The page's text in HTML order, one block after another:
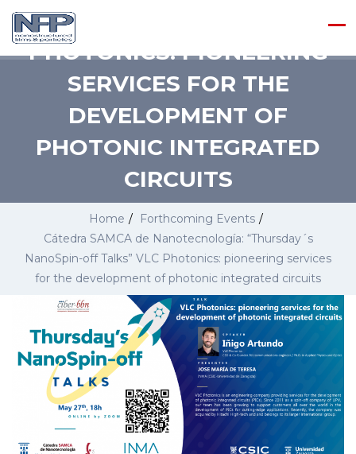
PHOTONICS: PIONEERING
SERVICES FOR THE
DEVELOPMENT OF
PHOTONIC INTEGRATED
CIRCUITS
Home / Forthcoming Events /
Cátedra SAMCA de Nanotecnología: “Thursday´s
NanoSpin-off Talks” VLC Photonics: pioneering services
for the development of photonic integrated circuits